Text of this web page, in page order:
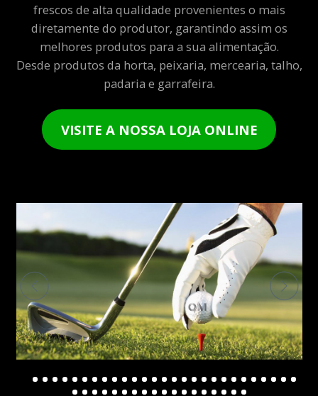
frescos de alta qualidade provenientes o mais
diretamente do produtor, garantindo assim os
melhores produtos para a sua alimentação.
Desde produtos da horta, peixaria, mercearia, talho,
padaria e garrafeira.
VISITE A NOSSA LOJA ONLINE